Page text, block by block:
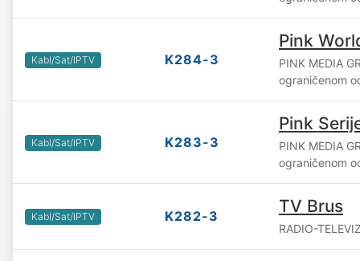
Kabl/Sat/IPTV K284-3
Pink
PINK MEDIA
ograničenom
Kabl/Sat/IPTV K283-3
Pink
PINK MEDIA
ograničenom
Kabl/Sat/IPTV K282-3 TV Brus
RADIO-